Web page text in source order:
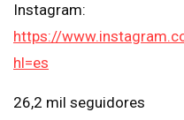
Instagram:
https://
hl=es
26,2 mil seguidores